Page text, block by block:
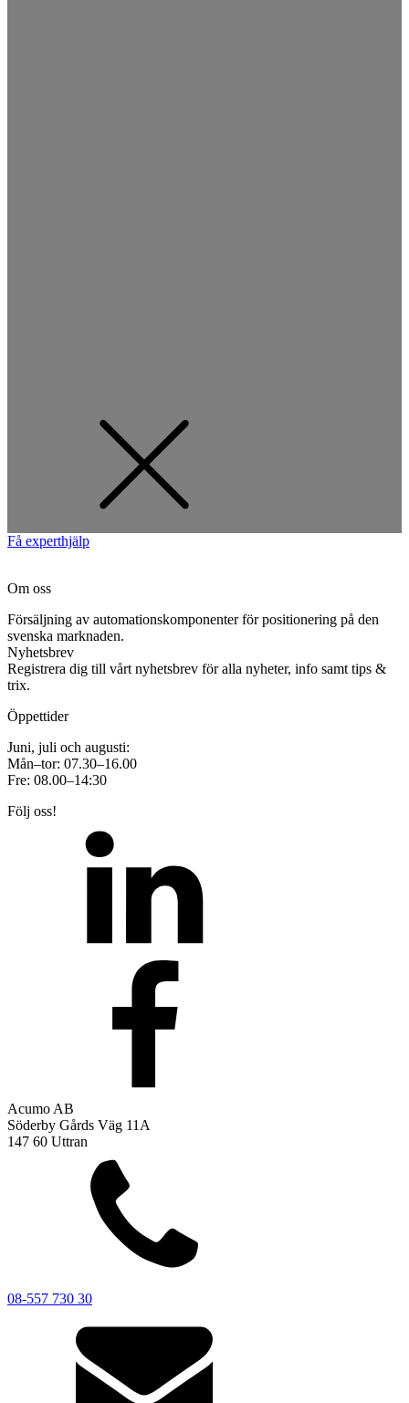
Få experthjälp
Om oss
Försäljning av automationskomponenter för positionering på den
svenska marknaden.
Nyhetsbrev
Registrera dig till vårt nyhetsbrev för alla nyheter, info samt tips &
trix.
Öppettider
Juni, juli och augusti:
Mån–tor: 07.30–16.00
Fre: 08.00–14:30
Följ oss!
Acumo AB
Söderby Gårds Väg 11A
147 60 Uttran
08-557 730 30